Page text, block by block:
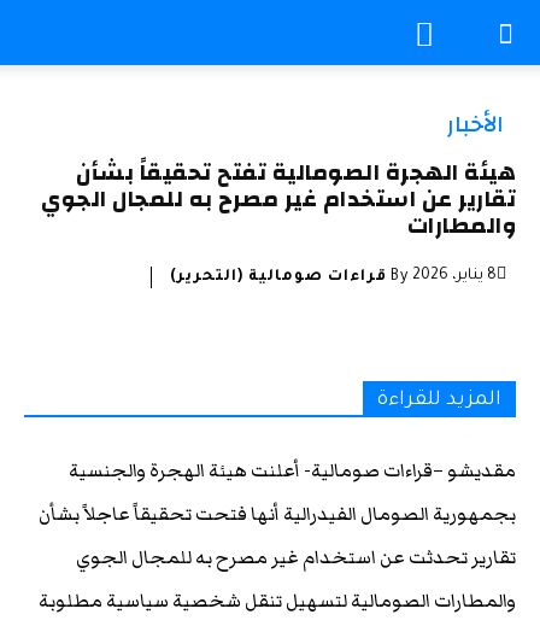
الأخبار
هيئة الهجرة الصومالية تفتح تحقيقاً بشأن
تقارير عن استخدام غير مصرح به للمجال الجوي
والمطارات
8 يناير، 2026 By قراءات صومالية (التحرير)
المزيد للقراءة
مقديشو –قراءات صومالية- أعلنت هيئة الهجرة والجنسية
بجمهورية الصومال الفيدرالية أنها فتحت تحقيقاً عاجلاً بشأن
تقارير تحدثت عن استخدام غير مصرح به للمجال الجوي
والمطارات الصومالية لتسهيل تنقل شخصية سياسية مطلوبة